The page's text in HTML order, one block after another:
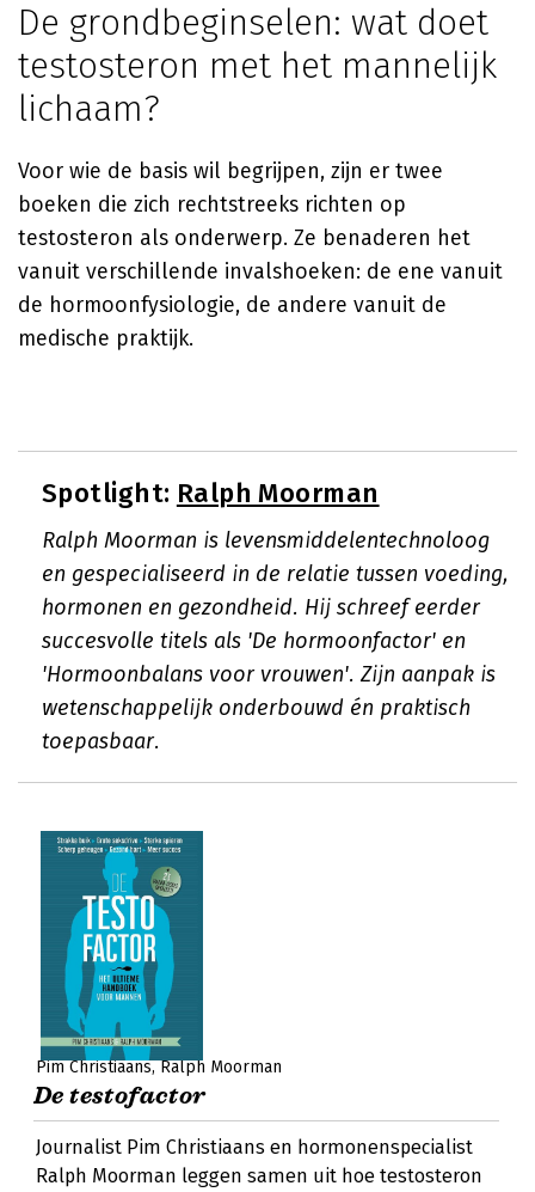
De grondbeginselen: wat doet
testosteron met het mannelijk
lichaam?
Voor wie de basis wil begrijpen, zijn er twee
boeken die zich rechtstreeks richten op
testosteron als onderwerp. Ze benaderen het
vanuit verschillende invalshoeken: de ene vanuit
de hormoonfysiologie, de andere vanuit de
medische praktijk.
Spotlight: Ralph Moorman
Ralph Moorman is levensmiddelentechnoloog
en gespecialiseerd in de relatie tussen voeding,
hormonen en gezondheid. Hij schreef eerder
succesvolle titels als 'De hormoonfactor' en
'Hormoonbalans voor vrouwen'. Zijn aanpak is
wetenschappelijk onderbouwd én praktisch
toepasbaar.
Pim Christiaans Ralph Moorman
De testofactor
Journalist Pim Christiaans en hormonenspecialist
Ralph Moorman leggen samen uit hoe testosteron